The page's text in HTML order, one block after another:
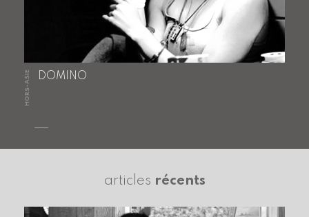
HORS-ASIE DOMINO
articles récents